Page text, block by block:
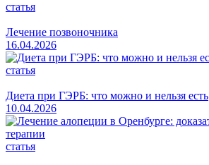
статья
Лечение позвоночника
16.04.2026
статья
Диета при ГЭРБ: что можно и нельзя есть
10.04.2026
статья